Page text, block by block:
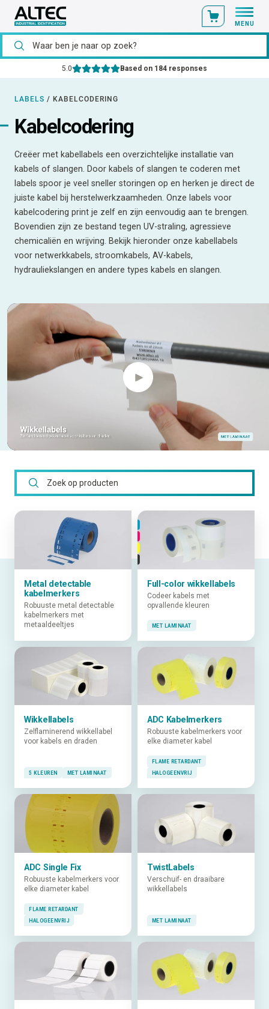
MENU
Ons catalogusmateriaal standaard uit voorraad
LABELS / KABELCODERING
Kabelcodering
Creëer met kabellabels een overzichtelijke installatie van
kabels of slangen. Door kabels of slangen te coderen met
labels spoor je veel sneller storingen op en herken je direct de
juiste kabel bij herstelwerkzaamheden. Onze labels voor
kabelcodering print je zelf en zijn eenvoudig aan te brengen.
Bovendien zijn ze bestand tegen UV-straling, agressieve
chemicaliën en wrijving. Bekijk hieronder onze kabellabels
voor netwerkkabels, stroomkabels, AV-kabels,
hydrauliekslangen en andere types kabels en slangen.
Metal detectable
kabelmerkers
Robuuste metal detectable
kabelmerkers met
metaaldeeltjes
Full-color wikkellabels
Codeer kabels met
opvallende kleuren
MET LAMINAAT
Wikkellabels
Zelflaminerend wikkellabel
voor kabels en draden
5 KLEUREN MET LAMINAAT
ADC Kabelmerkers
Robuuste kabelmerkers voor
elke diameter kabel
FLAME RETARDANT
HALOGEENVRIJ
ADC Single Fix
Robuuste kabelmerkers voor
elke diameter kabel
FLAME RETARDANT
HALOGEENVRIJ
TwistLabels
Verschuif- en draaibare
wikkellabels
MET LAMINAAT